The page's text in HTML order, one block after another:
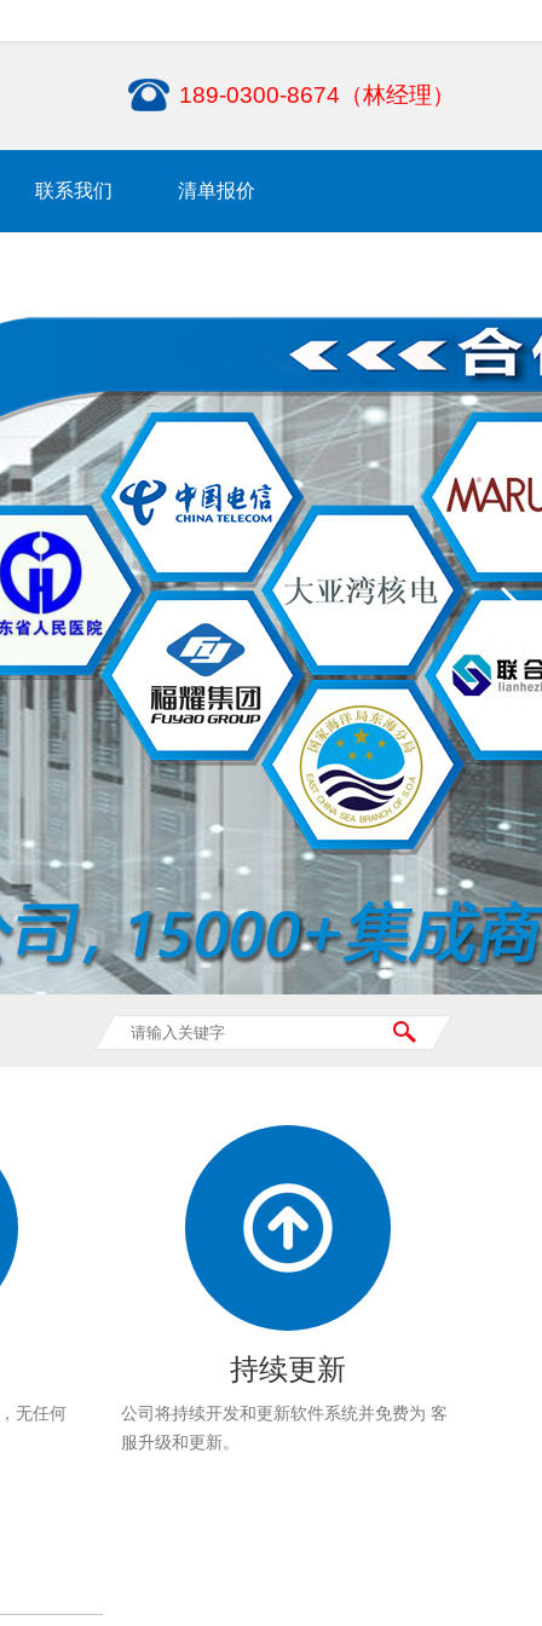
189-0300-8674（林经理）
联系我们 清单报价
无任何
持续更新
公司将持续开发和更新软件系统并免费为 客
服升级和更新。